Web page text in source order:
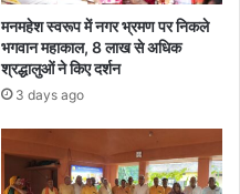
मनमहेश स्वरूप में नगर भ्रमण पर निकले
भगवान महाकाल, 8 लाख से अधिक
श्रद्धालुओं ने किए दर्शन
3 days ago